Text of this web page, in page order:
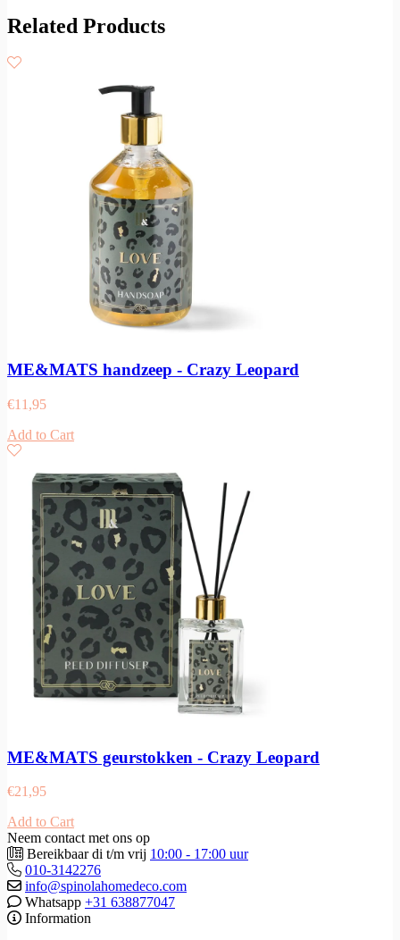
Related Products
ME&MATS handzeep - Crazy Leopard
€11,95
Add to Cart
ME&MATS geurstokken - Crazy Leopard
€21,95
Add to Cart
Neem contact met ons op
Bereikbaar di t/m vrij 10:00 - 17:00 uur
010-3142276
info@spinolahomedeco.com
Whatsapp +31 638877047
Information